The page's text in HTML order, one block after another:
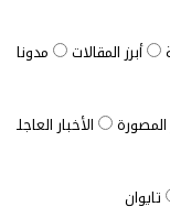
أبرز المقالات مدونات
المصورة
الأخبار العاجلة
تايوان